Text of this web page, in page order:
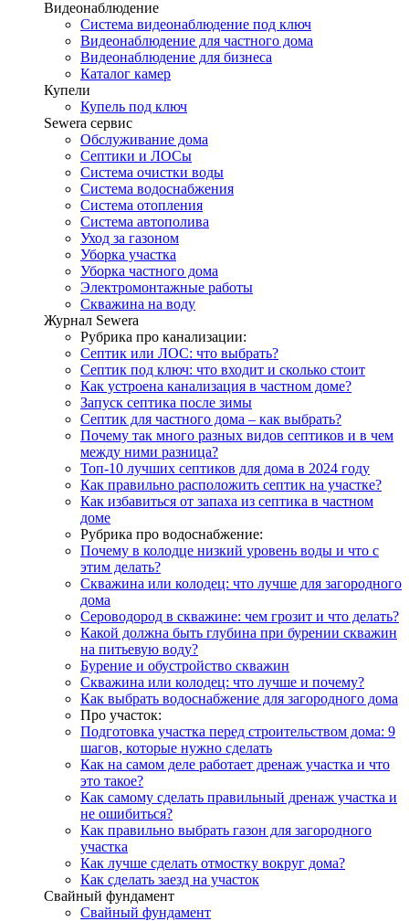
Видеонаблюдение
Система видеонаблюдение под ключ
Видеонаблюдение для частного дома
Видеонаблюдение для бизнеса
Каталог камер
Купели
Купель под ключ
Sewera сервис
Обслуживание дома
Септики и ЛОСы
Система очистки воды
Система водоснабжения
Система отопления
Система автополива
Уход за газоном
Уборка участка
Уборка частного дома
Электромонтажные работы
Скважина на воду
Журнал Sewera
Рубрика про канализации:
Септик или ЛОС: что выбрать?
Септик под ключ: что входит и сколько стоит
Как устроена канализация в частном доме?
Запуск септика после зимы
Септик для частного дома – как выбрать?
Почему так много разных видов септиков и в чем
между ними разница?
Топ-10 лучших септиков для дома в 2024 году
Как правильно расположить септик на участке?
Как избавиться от запаха из септика в частном
доме
Рубрика про водоснабжение:
Почему в колодце низкий уровень воды и что с
этим делать?
Скважина или колодец: что лучше для загородного
дома
Сероводород в скважине: чем грозит и что делать?
Какой должна быть глубина при бурении скважин
на питьевую воду?
Бурение и обустройство скважин
Скважина или колодец: что лучше и почему?
Как выбрать водоснабжение для загородного дома
Про участок:
Подготовка участка перед строительством дома: 9
шагов, которые нужно сделать
Как на самом деле работает дренаж участка и что
это такое?
Как самому сделать правильный дренаж участка и
не ошибиться?
Как правильно выбрать газон для загородного
участка
Как лучше сделать отмостку вокруг дома?
Как сделать заезд на участок
Свайный фундамент
Свайный фундамент